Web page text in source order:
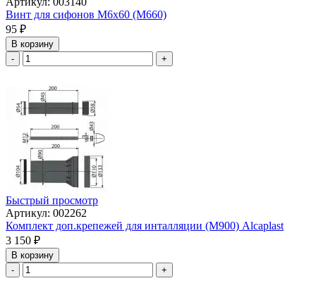
Винт для сифонов М6х60 (М660)
95 ₽
В корзину
-
+
Быстрый просмотр
Артикул: 002262
Комплект доп.крепежей для инталляции (М900) Аlcaplast
3 150 ₽
В корзину
-
+